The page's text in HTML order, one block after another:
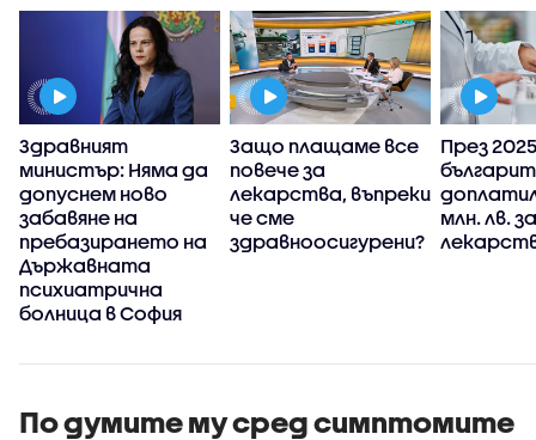
Здравният
министър: Няма да
допуснем ново
забавяне на
пребазирането на
Държавната
психиатрична
болница в София
Защо плащаме все
повече за
лекарства, въпреки
че сме
здравноосигурени?
През
млн. лв. за
По думите му сред симптомите